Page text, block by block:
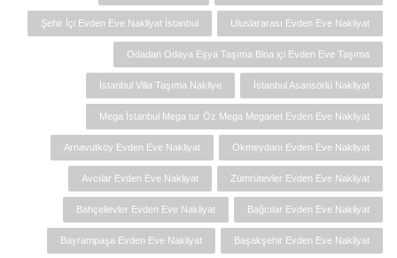
Uluslararası Evden Eve Nakliyat
Şehir İçi Evden Eve Nakliyat İstanbul
Odadan Odaya Eşya Taşıma Bina içi Evden Eve Taşıma
İstanbul Asansörlü Nakliyat
İstanbul Villa Taşıma Nakliye
Mega İstanbul Mega tur Öz Mega Meganet Evden Eve Nakliyat
Okmeydanı Evden Eve Nakliyat
Arnavutköy Evden Eve Nakliyat
Zümrütevler Evden Eve Nakliyat
Avcılar Evden Eve Nakliyat
Bağcılar Evden Eve Nakliyat
Bahçelievler Evden Eve Nakliyat
Başakşehir Evden Eve Nakliyat
Bayrampaşa Evden Eve Nakliyat